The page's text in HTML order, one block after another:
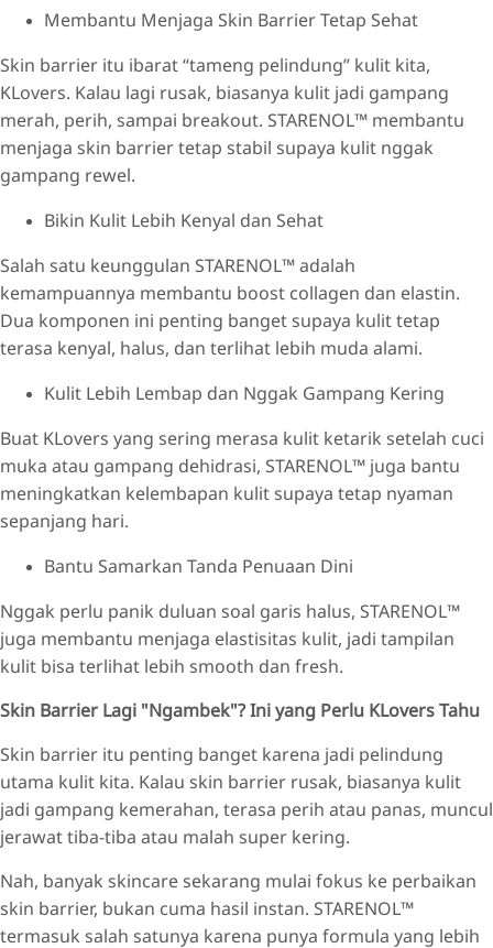
Membantu Menjaga Skin Barrier Tetap Sehat
Skin barrier itu ibarat “tameng pelindung” kulit kita,
KLovers. Kalau lagi rusak, biasanya kulit jadi gampang
merah, perih, sampai breakout. STARENOL™ membantu
menjaga skin barrier tetap stabil supaya kulit nggak
gampang rewel.
Bikin Kulit Lebih Kenyal dan Sehat
Salah satu keunggulan STARENOL™ adalah
kemampuannya membantu boost collagen dan elastin.
Dua komponen ini penting banget supaya kulit tetap
terasa kenyal, halus, dan terlihat lebih muda alami.
Kulit Lebih Lembap dan Nggak Gampang Kering
Buat KLovers yang sering merasa kulit ketarik setelah cuci
muka atau gampang dehidrasi, STARENOL™ juga bantu
meningkatkan kelembapan kulit supaya tetap nyaman
sepanjang hari.
Bantu Samarkan Tanda Penuaan Dini
Nggak perlu panik duluan soal garis halus, STARENOL™
juga membantu menjaga elastisitas kulit, jadi tampilan
kulit bisa terlihat lebih smooth dan fresh.
Skin Barrier Lagi "Ngambek"? Ini yang Perlu KLovers Tahu
Skin barrier itu penting banget karena jadi pelindung
utama kulit kita. Kalau skin barrier rusak, biasanya kulit
jadi gampang kemerahan, terasa perih atau panas, muncul
jerawat tiba-tiba atau malah super kering.
Nah, banyak skincare sekarang mulai fokus ke perbaikan
skin barrier, bukan cuma hasil instan. STARENOL™
termasuk salah satunya karena punya formula yang lebih